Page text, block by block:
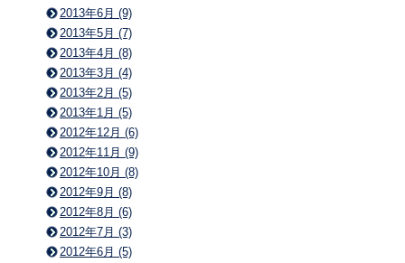
2013年6月 (9)
2013年5月 (7)
2013年4月 (8)
2013年3月 (4)
2013年2月 (5)
2013年1月 (5)
2012年12月 (6)
2012年11月 (9)
2012年10月 (8)
2012年9月 (8)
2012年8月 (6)
2012年7月 (3)
2012年6月 (5)